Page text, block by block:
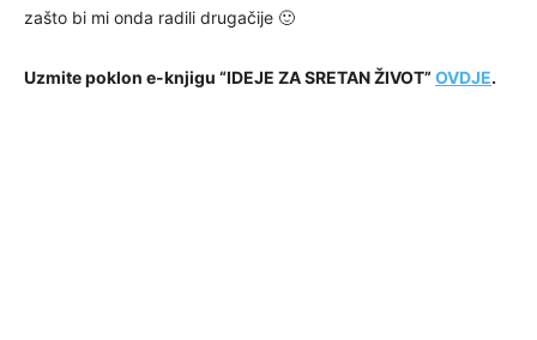
zašto bi mi onda radili drugačije 🙂
Uzmite poklon e-knjigu “IDEJE ZA SRETAN ŽIVOT”OVDJE.